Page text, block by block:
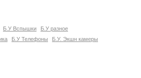
Б.У Вспышки
Б.У разное
Б.У Телефоны
Б.У. Экшн камеры